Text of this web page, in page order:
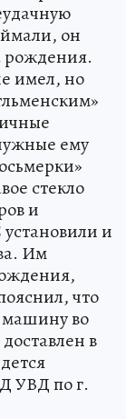
он
рождения.
имел, но
ему
стекло
и
и
Им
что
машину во
в
УВД по г.